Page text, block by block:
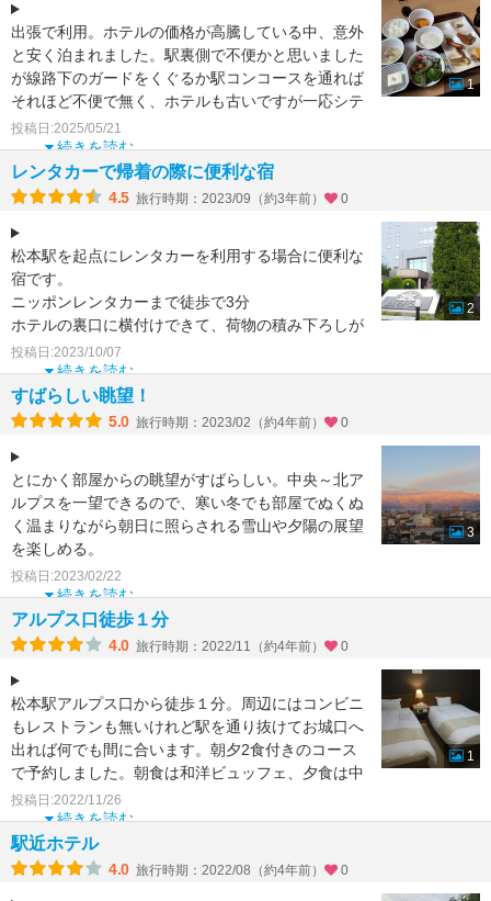
出張で利用。ホテルの価格が高騰している中、意外
と安く泊まれました。駅裏側で不便かと思いました
が線路下のガードをくぐるか駅コンコースを通れば
それほど不便で無く、ホテルも古いですが一応シテ
ィホテルを名乗っ
続きを読む
投稿日:2025/05/21
1
レンタカーで帰着の際に便利な宿
4.5 旅行時期：2023/09（約3年前） 0
松本駅を起点にレンタカーを利用する場合に便利な
宿です。
ニッポンレンタカーまで徒歩で3分
ホテルの裏口に横付けできて、荷物の積み下ろしが
便利です。
部屋は広く、窓越しに山々が見えます。
バスタ
続きを読む
投稿日:2023/10/07
2
すばらしい眺望！
5.0 旅行時期：2023/02（約4年前） 0
とにかく部屋からの眺望がすばらしい。中央～北ア
ルプスを一望できるので、寒い冬でも部屋でぬくぬ
く温まりながら朝日に照らされる雪山や夕陽の展望
を楽しめる。
風呂が広くて給水が早い。バスタブにお湯をためる
続きを読む
投稿日:2023/02/22
3
アルプス口徒歩１分
4.0 旅行時期：2022/11（約4年前） 0
松本駅アルプス口から徒歩１分。周辺にはコンビニ
もレストランも無いけれど駅を通り抜けてお城口へ
出れば何でも間に合います。朝夕2食付きのコース
で予約しました。朝食は和洋ビュッフェ、夕食は中
華のコースでした
続きを読む
投稿日:2022/11/26
1
駅近ホテル
4.0 旅行時期：2022/08（約4年前） 0